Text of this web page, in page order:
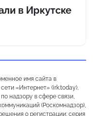
в Иркутске
имя сайта в
«Интернет» (irk.today),
надзору в сфере связи,
(Роскомнадзор),
о регистрации: серия